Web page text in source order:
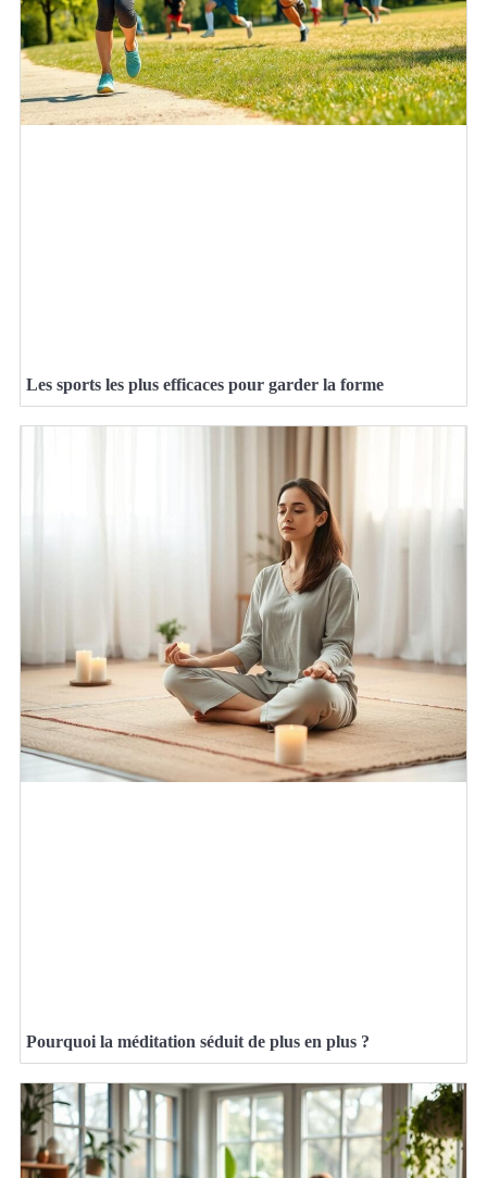
Les sports les plus efficaces pour garder la forme
Pourquoi la méditation séduit de plus en plus ?